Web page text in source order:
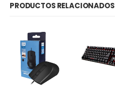
PRODUCTOS RELACIONADOS